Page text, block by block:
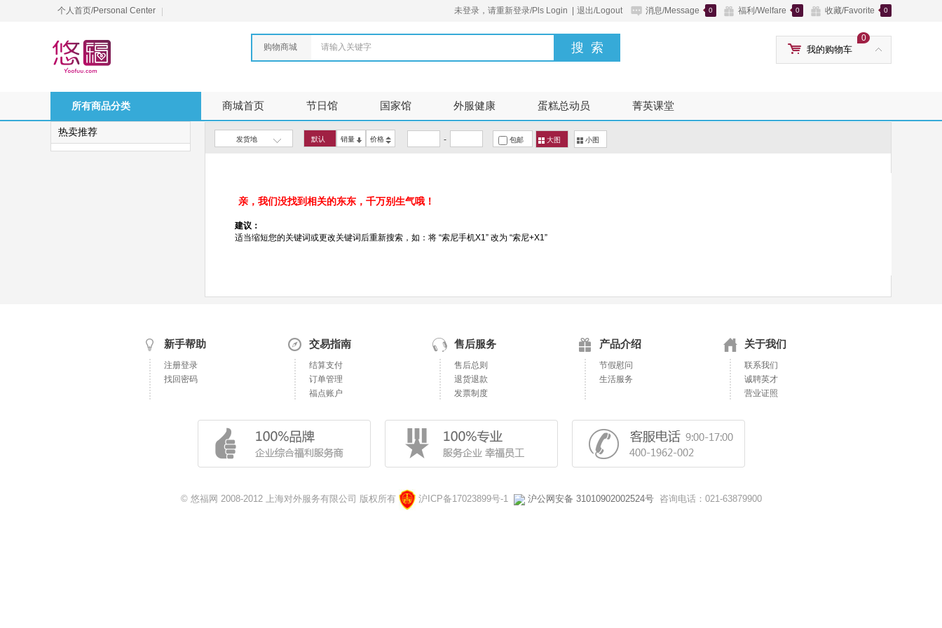
个人首页/Personal Center 收藏/Favorite 0
福利/Welfare 0
消息/Message 0
未登录，请重新登录/Pls Login 退出/Logout
购物商城 请输入关键字 我的购物车
0
所有商品分类 商城首页 节日馆 国家馆 外服健康 蛋糕总动员 菁英课堂
热卖推荐
发货地 默认 销量 价格 - 包邮 大图 小图
亲，我们没找到相关的东东，千万别生气哦！
建议：
适当缩短您的关键词或更改关键词后重新搜索，如：将 “索尼手机X1” 改为 “索尼+X1”
新手帮助
注册登录
找回密码
交易指南
结算支付
订单管理
福点账户
售后服务
售后总则
退货退款
发票制度
产品介绍
节假慰问
生活服务
关于我们
联系我们
诚聘英才
营业证照
© 悠福网 2008-2012 上海对外服务有限公司 版权所有 沪ICP备17023899号-1 沪公网安备 31010902002524号咨询电话：021-63879900